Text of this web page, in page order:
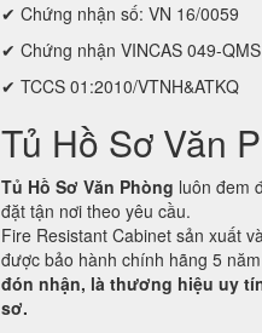
✔ Chứng nhận số: VN 16/0059
✔ Chứng nhận VINCAS 049-
✔ TCCS 01:2010/VTNH&ATKQ
Tủ Hồ Sơ Văn
Tủ Hồ Sơ Văn Phòng luôn đem
đặt tận nơi theo yêu cầu.
Fire Resistant Cabinet sản xuất
được bảo hành chính hãng 5
đón nhận, là thương hiệu uy
sơ.